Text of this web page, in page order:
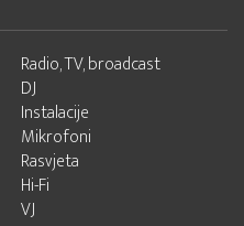
Radio, TV, broadcast
DJ
Instalacije
Mikrofoni
Rasvjeta
Hi-Fi
VJ